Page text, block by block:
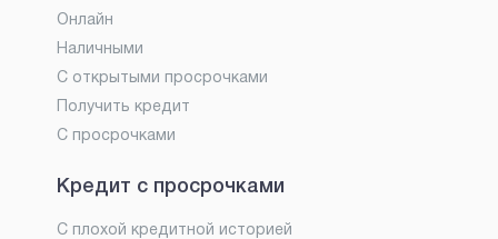
Онлайн
Наличными
С открытыми просрочками
Получить кредит
С просрочками
Кредит с просрочками
С плохой кредитной историей